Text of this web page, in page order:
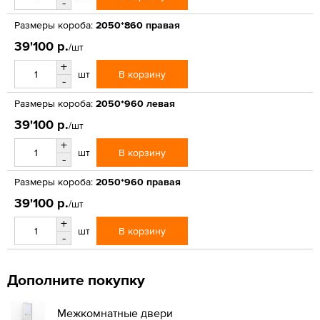
Размеры короба: 2050*860 правая
39'100 р./шт
+
-
шт В корзину
Размеры короба: 2050*960 левая
39'100 р./шт
+
-
шт В корзину
Размеры короба: 2050*960 правая
39'100 р./шт
+
-
шт В корзину
Дополните покупку
Межкомнатные двери